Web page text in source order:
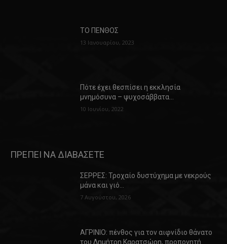
ΤΟ ΠΕΝΘΟΣ
13 Ιανουαρίου, 2023
Πότε έχει θεσπίσει η εκκλησία
μνημόσυνα – ψυχοσάββατα…
10 Ιουνίου, 2022
ΠΡΕΠΕΙ ΝΑ ΔΙΑΒΑΣΕΤΕ
ΣΕΡΡΕΣ: Τροχαίο δυστύχημα με νεκρούς
μάνα και γιό…
7 Αυγούστου, 2026
ΑΓΡΙΝΙΟ: πένθος για τον αιφνίδιο θάνατο
του Δημήτρη Καρατσώρη, προπονητή